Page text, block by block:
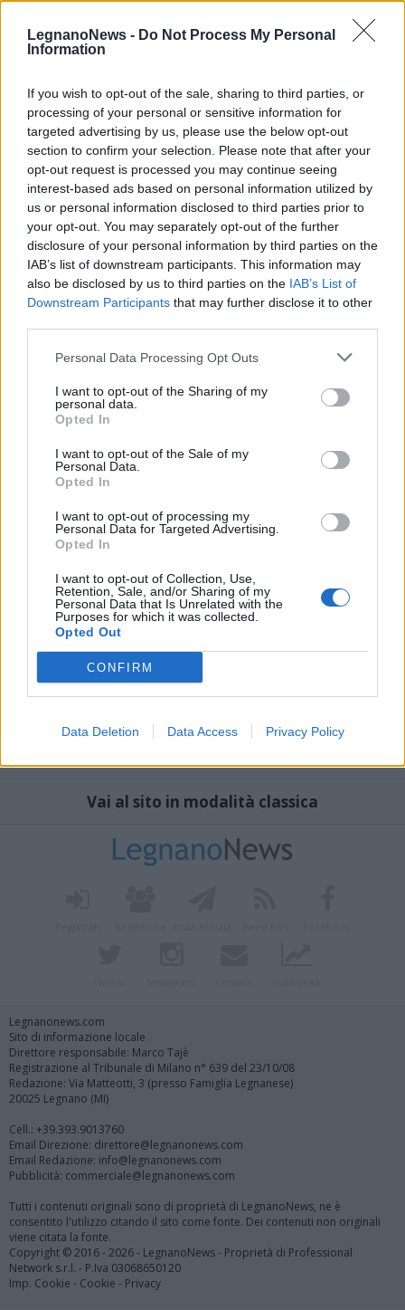
LegnanoNews - Do Not Process My Personal
Information
If you wish to opt-out of the sale, sharing to third parties, or
processing of your personal or sensitive information for
targeted advertising by us, please use the below opt-out
section to confirm your selection. Please note that after your
opt-out request is processed you may continue seeing
interest-based ads based on personal information utilized by
us or personal information disclosed to third parties prior to
your opt-out. You may separately opt-out of the further
disclosure of your personal information by third parties on the
IAB’s list of downstream participants. This information may
also be disclosed by us to third parties on the IAB’s List of
Downstream Participants that may further disclose it to other
Personal Data Processing Opt Outs
I want to opt-out of the Sharing of my
personal data.
Opted In
I want to opt-out of the Sale of my
Personal Data.
Opted In
I want to opt-out of processing my
Personal Data for Targeted Advertising.
Opted In
I want to opt-out of Collection, Use,
Retention, Sale, and/or Sharing of my
Personal Data that Is Unrelated with the
Purposes for which it was collected.
Opted Out
CONFIRM
Data Deletion Data Access Privacy Policy
Accedi oregistrati per commentare questo
articolo.
L'email è richiesta ma non verrà mostrata ai visitatori. Il contenuto di questo
commento esprime il pensiero dell'autore e non rappresenta la linea editoriale
di VareseNews.it, che rimane autonoma e indipendente. I messaggi inclusi nei
commenti non sono testi giornalistici, ma post inviati dai singoli lettori che
Vai al sito in modalità classica
Legnanonews.com
Sito di informazione locale
Direttore responsabile: Marco Tajè
Registrazione al Tribunale di Milano n° 639 del 23/10/08
Redazione: Via Matteotti, 3 (presso Famiglia Legnanese)
20025 Legnano (MI)
Cell.: +39.393.9013760
Email Direzione: direttore@legnanonews.com
Email Redazione: info@legnanonews.com
Pubblicità: commerciale@legnanonews.com
Tutti i contenuti originali sono di proprietà di LegnanoNews, ne è
consentito l'utilizzo citando il sito come fonte. Dei contenuti non originali
viene citata la fonte.
Copyright © 2016 - 2026 - LegnanoNews - Proprietà di Professional
Network s.r.l. - P.Iva 03068650120
Imp. Cookie - Cookie - Privacy